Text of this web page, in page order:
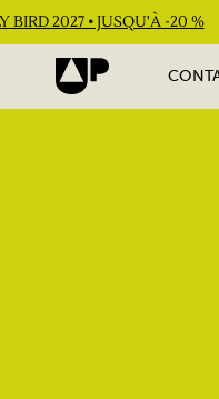
BIRD 2027 • JUSQU'À -20 %